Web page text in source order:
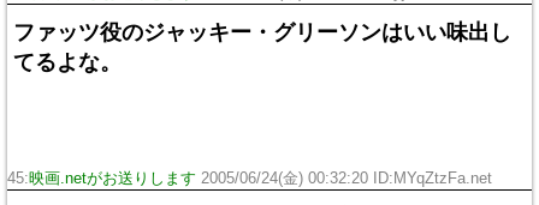
ファッツ役のジャッキー・グリーソンはいい味出し
てるよな。
45:映画.netがお送りします 2005/06/24(金) 00:32:20 ID:MYqZtzFa.net